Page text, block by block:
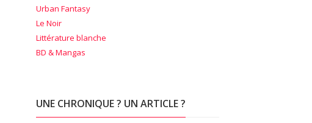
Urban Fantasy
Le Noir
Littérature blanche
BD & Mangas
UNE CHRONIQUE ? UN ARTICLE ?